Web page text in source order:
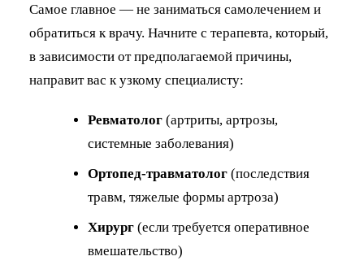
Самое главное — не заниматься самолечением и
обратиться к врачу. Начните с терапевта, который,
в зависимости от предполагаемой причины,
направит вас к узкому специалисту:
Ревматолог (артриты, артрозы,
системные заболевания)
Ортопед-травматолог (последствия
травм, тяжелые формы артроза)
Хирург (если требуется оперативное
вмешательство)